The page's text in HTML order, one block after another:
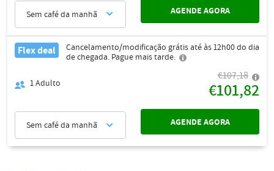
Sem café da manhã AGENDE AGORA
Flex deal
Cancelamento/modificação grátis até às 12h00 do dia
de chegada. Pague mais tarde.
1Adulto
€107,18
€101,82
Sem café da manhã AGENDE AGORA